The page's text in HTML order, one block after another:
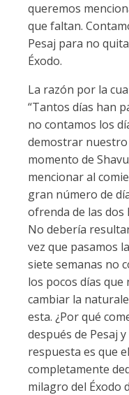
queremos
que faltan.
Pesaj para no
Éxodo.
La razón por la
“Tantos días han
no contamos los
demostrar
momento de
mencionar al
gran número de
ofrenda de las dos
No debería
vez que pasamos
siete semanas no
los pocos días
cambiar la
esta. ¿Por qué
después de Pesaj
respuesta es que
completamente
milagro del Éxodo